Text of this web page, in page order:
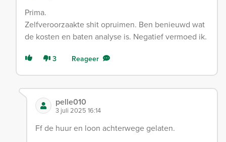
Prima.
Zelfveroorzaakte shit opruimen. Ben benieuwd wat
de kosten en baten analyse is. Negatief vermoed ik.
3 Reageer
pelle010
3 juli 2025 16:14
Ff de huur en loon achterwege gelaten.